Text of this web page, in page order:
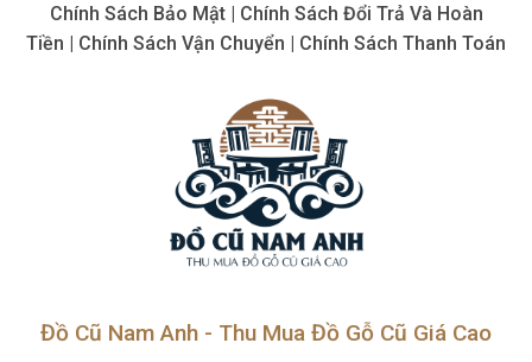
giá
hợp
lý,
Chính Sách Bảo Mật | Chính Sách Đổi Trả Và Hoàn
Tiền | Chính Sách Vận Chuyển | Chính Sách Thanh Toán
Đồ Cũ Nam Anh - Thu Mua Đồ Gỗ Cũ Giá Cao